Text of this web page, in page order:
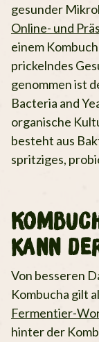
gesunder
Online- und
einem
prickelndes
genommen ist
Bacteria and
organische
besteht aus
spritziges,
kann
Von besseren
Kombucha gilt
Fermentier-
hinter der